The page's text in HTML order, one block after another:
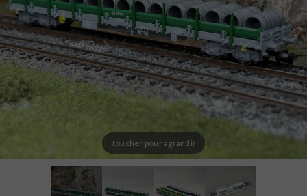
Toucher pour agrandir